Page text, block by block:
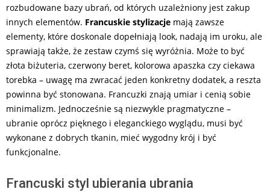
rozbudowane bazy ubrań, od których uzależniony jest zakup
innych elementów. Francuskie stylizacje mają zawsze
elementy, które doskonale dopełniają look, nadają im uroku, ale
sprawiają także, że zestaw czymś się wyróżnia. Może to być
złota biżuteria, czerwony beret, kolorowa apaszka czy ciekawa
torebka – uwagę ma zwracać jeden konkretny dodatek, a reszta
powinna być stonowana. Francuzki znają umiar i cenią sobie
minimalizm. Jednocześnie są niezwykle pragmatyczne –
ubranie oprócz pięknego i eleganckiego wyglądu, musi być
wykonane z dobrych tkanin, mieć wygodny krój i być
funkcjonalne.
Francuski styl ubierania ubrania